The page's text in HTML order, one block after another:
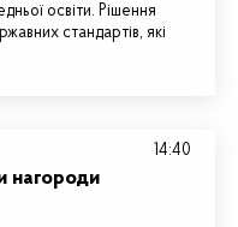
освіти. Рішення
стандартів, які
нагороди
14:40